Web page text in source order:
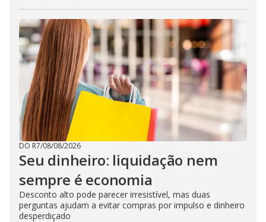
DO R7/08/08/2026
Seu dinheiro: liquidação nem
sempre é economia
Desconto alto pode parecer irresistível, mas duas
perguntas ajudam a evitar compras por impulso e dinheiro
desperdiçado